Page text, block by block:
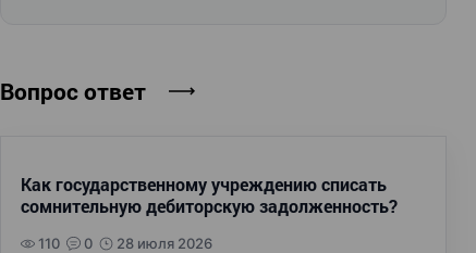
Вопрос ответ
Как государственному учреждению списать
сомнительную дебиторскую задолженность?
110 0 28 июля 2026